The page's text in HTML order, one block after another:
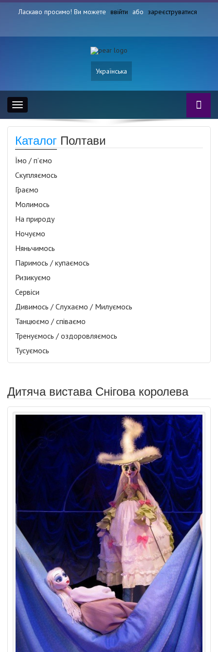
Ласкаво просимо! Ви можете ввійти або зареєструватися
Українська
Toggle
navigation
Каталог Полтави
Їмо / п’ємо
Скупляємось
Граємо
Молимось
На природу
Ночуємо
Няньчимось
Паримось / купаємось
Ризикуємо
Сервіси
Дивимось / Слухаємо / Милуємось
Танцюємо / співаємо
Тренуємось / оздоровляємось
Тусуємось
Дитяча вистава Снігова королева